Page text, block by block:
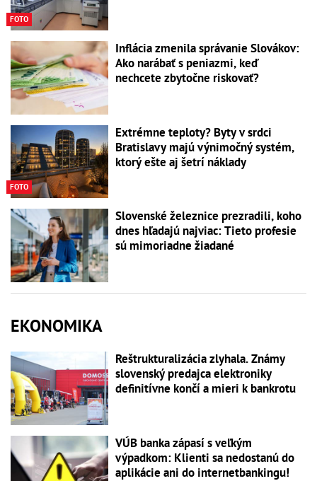
FOTO
Inflácia zmenila správanie Slovákov:
Ako narábať s peniazmi, keď
nechcete zbytočne riskovať?
FOTO
Extrémne teploty? Byty v srdci
Bratislavy majú výnimočný systém,
ktorý ešte aj šetrí náklady
Slovenské železnice prezradili, koho
dnes hľadajú najviac: Tieto profesie
sú mimoriadne žiadané
EKONOMIKA
Reštrukturalizácia zlyhala. Známy
slovenský predajca elektroniky
definitívne končí a mieri k bankrotu
VÚB banka zápasí s veľkým
výpadkom: Klienti sa nedostanú do
aplikácie ani do internetbankingu!